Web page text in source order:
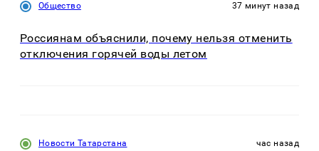
Общество 37 минут назад
Россиянам объяснили, почему нельзя отменить
отключения горячей воды летом
Новости Татарстана час назад